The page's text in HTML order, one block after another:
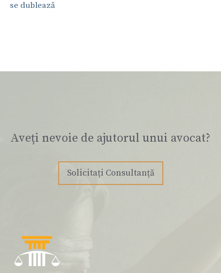
se dublează
Aveți nevoie de ajutorul unui avocat?
Solicitați Consultanță